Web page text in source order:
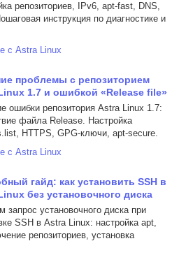
репозиториев, IPv6, apt-fast, DNS,
инструкция по диагностике и
с Astra Linux
проблемы с репозиторием
1.7 и ошибкой «Release file»
ошибки репозитория Astra Linux 1.7:
файла Release. Настройка
HTTPS, GPG-ключи, apt-secure.
с Astra Linux
гайд: как установить SSH в
без установочного диска
запрос установочного диска при
SSH в Astra Linux: настройка apt,
репозиториев, установка